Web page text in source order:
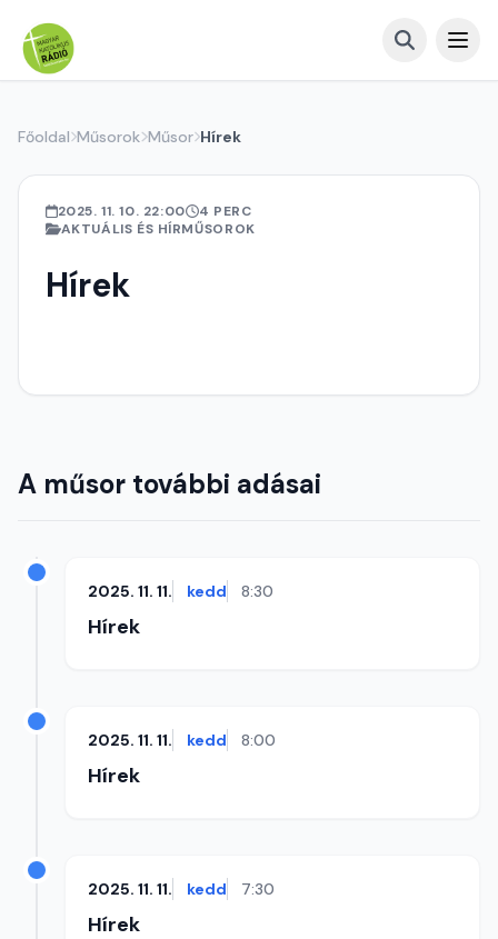
Főoldal Műsorok Műsor Hírek
2025. 11. 10. 22:00
4 PERC
AKTUÁLIS ÉS HÍRMŰSOROK
Hírek
A műsor további adásai
2025. 11. 11. kedd 8:30
Hírek
2025. 11. 11. kedd 8:00
Hírek
2025. 11. 11. kedd 7:30
Hírek